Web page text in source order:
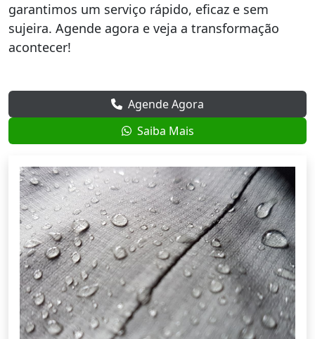
garantimos um serviço rápido, eficaz e sem
sujeira. Agende agora e veja a transformação
acontecer!
Agende Agora
Saiba Mais